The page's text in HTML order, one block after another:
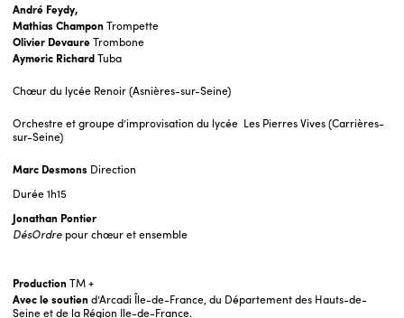
André Feydy,
Mathias Champon Trompette
Olivier DevaureTrombone
Aymeric RichardTuba
Chœur du lycée Renoir (Asnières-sur-Seine)
Orchestre et groupe d’improvisation du lycée Les Pierres Vives (Carrières-
sur-Seine)
Marc Desmons Direction
Durée1h15
Jonathan Pontier
DésOrdre pour chœur et ensemble
Production TM +
Avec le soutien d’Arcadi Île-de-France, du Département des Hauts-de-
Seine et de la Région Ile-de-France.